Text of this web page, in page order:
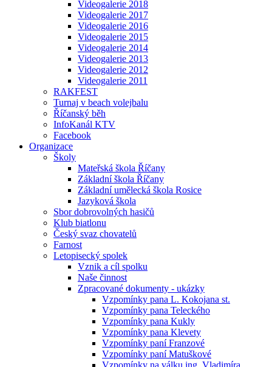
Videogalerie 2018
Videogalerie 2017
Videogalerie 2016
Videogalerie 2015
Videogalerie 2014
Videogalerie 2013
Videogalerie 2012
Videogalerie 2011
RAKFEST
Turnaj v beach volejbalu
Říčanský běh
InfoKanál KTV
Facebook
Organizace
Školy
Mateřská škola Říčany
Základní škola Říčany
Základní umělecká škola Rosice
Jazyková škola
Sbor dobrovolných hasičů
Klub biatlonu
Český svaz chovatelů
Farnost
Letopisecký spolek
Vznik a cíl spolku
Naše činnost
Zpracované dokumenty - ukázky
Vzpomínky pana L. Kokojana st.
Vzpomínky pana Teleckého
Vzpomínky pana Kukly
Vzpomínky pana Klevety
Vzpomínky paní Franzové
Vzpomínky paní Matuškové
Vzpomínky na válku ing. Vladimíra